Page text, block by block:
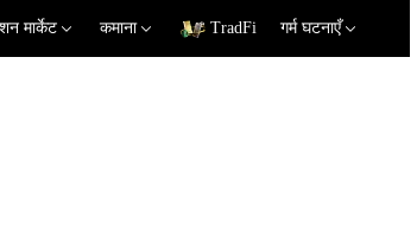
मार्केट कमाना TradFi गर्म घटनाएँ